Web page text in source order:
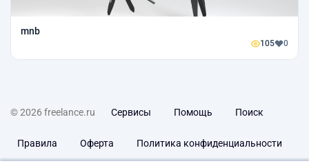
mnb
105 0
© 2026 freelance.ru Сервисы Помощь Поиск
Правила Оферта Политика конфиденциальности